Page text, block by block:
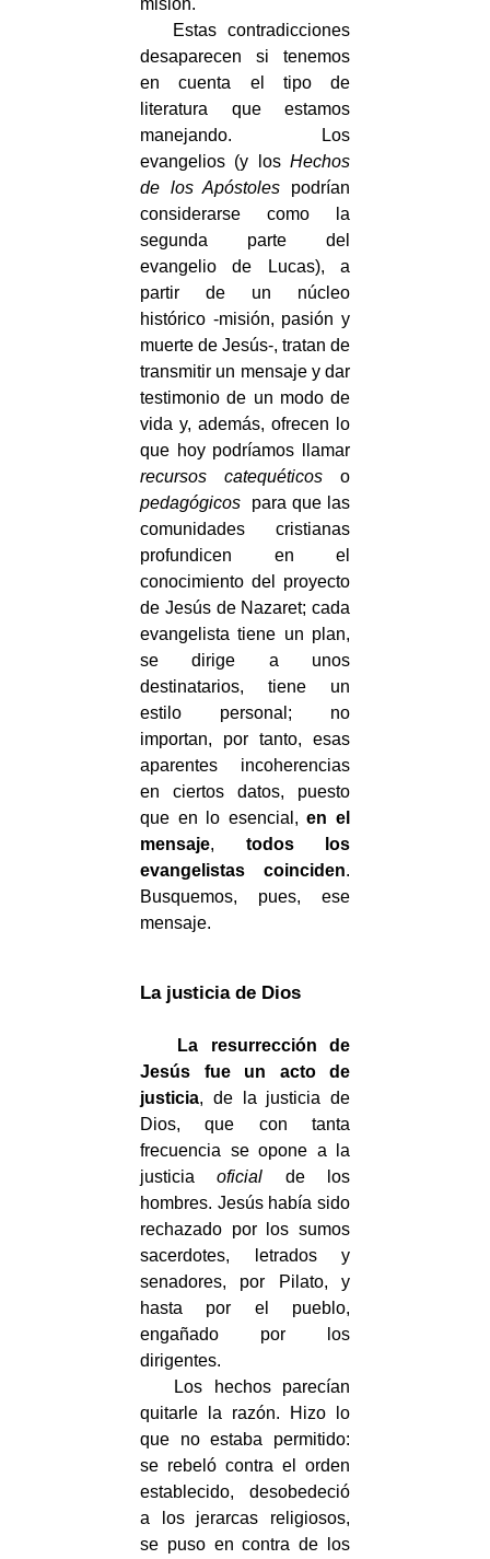
Estas contradicciones
desaparecen si tenemos
en cuenta el tipo de
literatura que estamos
manejando. Los
evangelios (y los Hechos
de los Apóstoles podrían
considerarse como la
segunda parte del
evangelio de Lucas), a
partir de un núcleo
histórico -misión, pasión y
muerte de Jesús-, tratan de
transmitir un mensaje y dar
testimonio de un modo de
vida y, además, ofrecen lo
que hoy podríamos llamar
recursos catequéticos o
pedagógicos para que las
comunidades cristianas
profundicen en el
conocimiento del proyecto
de Jesús de Nazaret; cada
evangelista tiene un plan,
se dirige a unos
destinatarios, tiene un
estilo personal; no
importan, por tanto, esas
aparentes incoherencias
en ciertos datos, puesto
que en lo esencial,en el
mensaje, todos los
evangelistas coinciden.
Busquemos, pues, ese
mensaje.
La justicia de Dios
La resurrección de
Jesús fue un acto de
justicia, de la justicia de
Dios, que con tanta
frecuencia se opone a la
justiciaoficial de los
hombres. Jesús había sido
rechazado por los sumos
sacerdotes, letrados y
senadores, por Pilato, y
hasta por el pueblo,
engañado por los
dirigentes.
Los hechos parecían
quitarle la razón. Hizo lo
que no estaba permitido:
se rebeló contra el orden
establecido, desobedeció
a los jerarcas religiosos,
se puso en contra de los